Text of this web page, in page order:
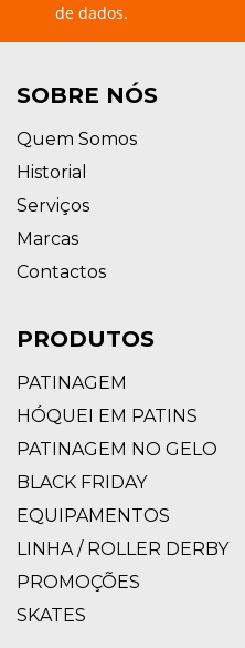
de dados.
SOBRE NÓS
Quem Somos
Historial
Serviços
Marcas
Contactos
PRODUTOS
PATINAGEM
HÓQUEI EM PATINS
PATINAGEM NO GELO
BLACK FRIDAY
EQUIPAMENTOS
LINHA / ROLLER DERBY
PROMOÇÕES
SKATES